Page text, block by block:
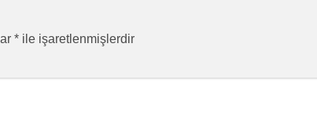
* ile işaretlenmişlerdir